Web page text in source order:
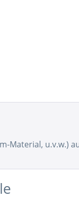
Material, u.v.w.)